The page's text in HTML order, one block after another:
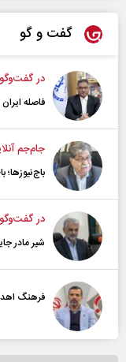
گفت و گو
در
فاصله
جام‌جم
در
شیر مادر
فرهنگ